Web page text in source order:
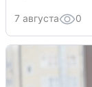
7 августа 0